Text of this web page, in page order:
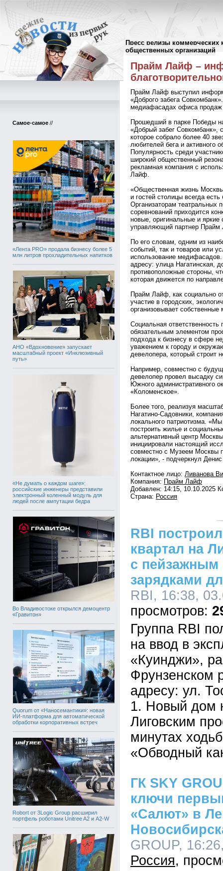
Пресс релизы коммерческих
общественных организаций
Самое-самое //
«Лента PRO» продала бизнесу более 5
млн литров прохладительных напитков
АНО «Вдохновение» запускает
масштабный проект «Инклюзивный
путь»
«Не думать о каждом шаге»:
российские инженеры представили
электронный коленный модуль для
людей после ампутации бедра
Во Владивостоке открылся демоцентр
«Гравитон»
Quorum от «Наносемантики»: новая
ИИ-платформа для автоматической
обработки корпоративных встреч
Robort от 3Logic Group расширил
портфель роботами Unitree A2 и A2-W
Пресс-релизы//
Прайм Лайф –
Прайм Лайф выступил
«Доброго забега
медиафасадах офиса
Прошедший в парке Победы
«Добрый забег Совкомбанк»,
которое собрало более 40
любителей бега и активного
Популярность среди
широкий общественный
рекламная компания с
Лайф.
«Общественная жизнь
и гостей столицы всегда
Организаторам театральных
соревнований приходится
новые, оригинальные и
управляющий партнер
По его словам, одним из
событий, так и товаров или
использование
адресу: улица Нагатинская,
противоположные стороны,
которая движется по
Прайм Лайф, как социально
участие в городских,
организовывает собственные
Социальная
обязательным элементом
подхода к бизнесу в сфере
уважением к городу и
девелопера, который строит
Например, совместно с
девелопер провел высадку
Южного административного
«Коломенское».
Более того, реализуя
Нагатино-Садовники,
локального патриотизма.
построить жилье и
альтернативный центр
инициировали настоящий
совместно с Музеем Москвы
локации», - подчеркнул
Контактное лицо: Ливанова
Компания: Прайм Лайф
Добавлен: 14:15, 10.10.2025
Страна: Россия
RBI
квартал на
с пейзажным
зарядками
RBI, 16:38,
Группа RBI
на ввод в
«Куинджи»,
Фрунзенском
адресу: ул.
1. Новый дом
Лиговским
минутах
«Обводный
ГК SKY
ключи
«Салют» в
GROUP,
Россия